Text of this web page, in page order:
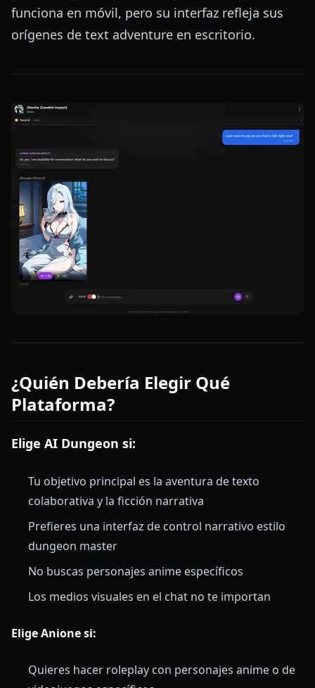
funciona en móvil, pero su interfaz refleja sus
orígenes de text adventure en escritorio.
¿Quién Debería Elegir Qué
Plataforma?
Elige AI Dungeon si:
Tu objetivo principal es la aventura de texto
colaborativa y la ficción narrativa
Prefieres una interfaz de control narrativo estilo
dungeon master
No buscas personajes anime específicos
Los medios visuales en el chat no te importan
Elige Anione si:
Quieres hacer roleplay con personajes anime o de